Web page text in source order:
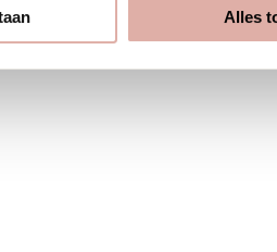
Alles
Ontwerp: Sheryl